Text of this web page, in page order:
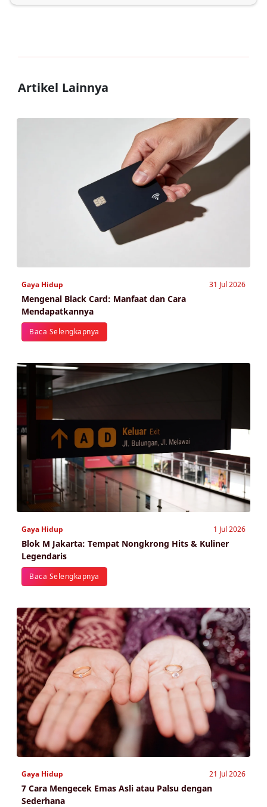
Artikel Lainnya
Gaya Hidup 31 Jul 2026
Mengenal Black Card: Manfaat dan Cara
Mendapatkannya
Baca Selengkapnya
Gaya Hidup 1 Jul 2026
Blok M Jakarta: Tempat Nongkrong Hits & Kuliner
Legendaris
Baca Selengkapnya
Gaya Hidup 21 Jul 2026
7 Cara Mengecek Emas Asli atau Palsu dengan
Sederhana